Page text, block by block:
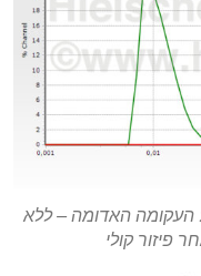
העקומה האדומה – ללא
פיזור קולי